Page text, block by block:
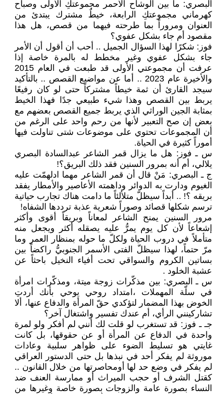
البصري: ما بين الوشاح الأحمر مجموعتكِ الأولى وصباح
كهرماني مجموعتكِ الرابعة، خيطٌ مشترك يبتدئ من
العنوان ومروراً بما طرحته فيهما من قصص، هل هذا
مقصود أم جاء بشكل عفوي؟
فوز: شكرًا لهذا السؤال الجميل .. أحب أن أقول أن الأمر
جاء بشكل عفوي وغير مخطط له بالمرة خاصة إذا
عرفت أن مجموعتي الأولى قد طبعت في العام 2015
والأخيرة عام 2023 .. أما عن مواضيع القصص .. بالتأكيد
سيجد القارئ أن ثمة خيطاً مشتركاً حتى لو كان رفيعًا
يربط بين القصص وهذا شيء طبيعي جدًا فهذا الخيط
بمثابة الجين الوراثي الذي يربط جميع القصص بعضهم مع
بعض إن صح التعبير لأنها من رحم واحد على الرغم من
أن المجموعات تحتوي على موضوعات شتى تناولت فيها
أموراً كثيرة في الحياة.
س ـ فوز: هل ما يزال قمر الشاعر عبدالسادة البصري
يلالي، أم أنه بمرور السنين فقد ذلك البريق؟!
ج ـ البصري: مَنْ قال أن قمر الشاعر مهما ادلهمّت عليه
الغيوم ودارت به الدوائر وداهمته الأعاصير والأمطار يفقد
بريقه ؟! .. أبداً سيظلّ متلألئاً ما دامت هناك تجارب حياتية
ترسم شكلها قصائد وصوراً شعرية عذبة ترددها الشفاه!
مرور السنين يمنح الشاعر لمعاناً وبريقاً أقوى وأكثر
إشعاعاً لأن كل يوم يمرُّ عليه يصقله أكثر ويجعل منه
متأملاً في دروب الحياة ولكلّ ما حوله بمنظار العمر وما
مرّ حتماً، لهذا سيظلّ الفتى الأسمر الجنوبيُّ راكضاً بين
بساتين الكروم والسواقي تحت أفياء النخيل باحثاً عن
عشبة الخلود .
س ـ البصري: بين مذكّرات زوجة ميتة، ومذكّرات امرأة
في سلّة المهملات ،امتداد روحي يوحي بأنك أردتِ
الخوض بهذا المضمار لتؤكدي حقّ المرأة والدفاع عنها، ألا
تشاركينني الرأي، أم عندك تفسير واشتغال آخر؟
جـ ـ فوز: قد تستغرب لو قلت لك أنني لم أفكر ولو لمرة
واحدة في الدفاع عن المرأة أو عن حقوقها، بل كانت
غايتي هو تسليط الضوء على ظواهر سلبية وعادات
موروثة لم يفكر أحد في نبذها بل حتى الدستور العراقي
لم يفكر في وضع حد لها أومحاصرتها من خلال القانون ..
كقتل الشرف أو حجب الميراث أو ممارسة العنف ضد
النساء بصورة عامة والزوجات بصورة خاصة وغيرها من